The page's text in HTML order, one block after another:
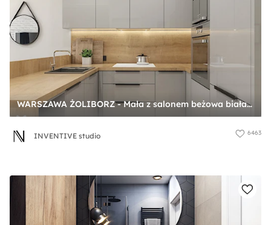
WARSZAWA ŻOLIBORZ - Mała z salonem beżowa biała z zabudowaną lodówką z podblatowym zlewozmywakiem kuchnia w kształcie litery u z wyspą lub półwyspem, styl minimalistyczny - zdjęcie od INVENTIVE studio
INVENTIVE studio 6463